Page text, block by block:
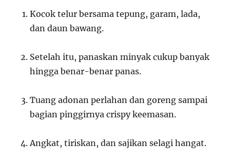
Kocok telur bersama tepung, garam, lada,
dan daun bawang.
Setelah itu, panaskan minyak cukup banyak
hingga benar-benar panas.
Tuang adonan perlahan dan goreng sampai
bagian pinggirnya crispy keemasan.
Angkat, tiriskan, dan sajikan selagi hangat.